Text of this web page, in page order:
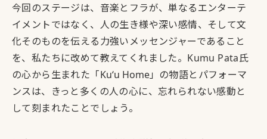
今回のステージは、音楽とフラが、単なるエンターテ
イメントではなく、人の生き様や深い感情、そして文
化そのものを伝える力強いメッセンジャーであること
を、私たちに改めて教えてくれました。Kumu Pata氏
の心から生まれた「Kuʻu Home」の物語とパフォーマ
ンスは、きっと多くの人の心に、忘れられない感動と
して刻まれたことでしょう。